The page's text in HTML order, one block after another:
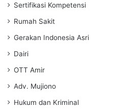
Sertifikasi Kompetensi
Rumah Sakit
Gerakan Indonesia Asri
Dairi
OTT Amir
Adv. Mujiono
Hukum dan Kriminal